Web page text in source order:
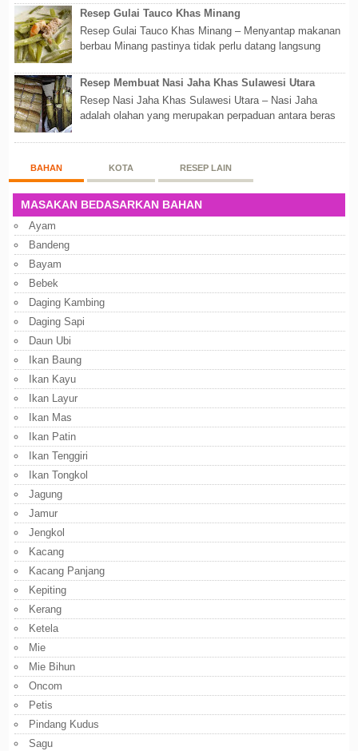
Resep Gulai Tauco Khas Minang
Resep Gulai Tauco Khas Minang – Menyantap makanan
berbau Minang pastinya tidak perlu datang langsung
Resep Membuat Nasi Jaha Khas Sulawesi Utara
Resep Nasi Jaha Khas Sulawesi Utara – Nasi Jaha
adalah olahan yang merupakan perpaduan antara beras
BAHAN KOTA RESEP LAIN
MASAKAN BEDASARKAN BAHAN
Ayam
Bandeng
Bayam
Bebek
Daging Kambing
Daging Sapi
Daun Ubi
Ikan Baung
Ikan Kayu
Ikan Layur
Ikan Mas
Ikan Patin
Ikan Tenggiri
Ikan Tongkol
Jagung
Jamur
Jengkol
Kacang
Kacang Panjang
Kepiting
Kerang
Ketela
Mie
Mie Bihun
Oncom
Petis
Pindang Kudus
Sagu